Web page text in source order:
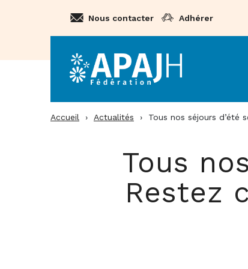
Nous contacter Adhérer
Accueil › Actualités › Tous nos séjours d’été
Tous
Restez